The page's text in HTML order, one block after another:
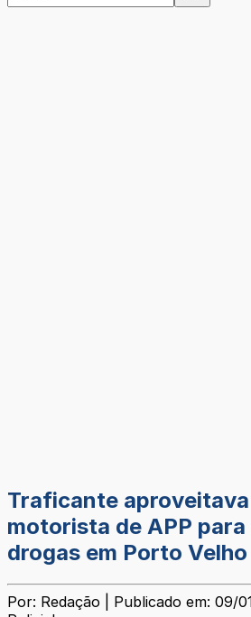
Traficante
motorista de APP
drogas em Porto Velho
Por: Redação | Publicado em: 09/